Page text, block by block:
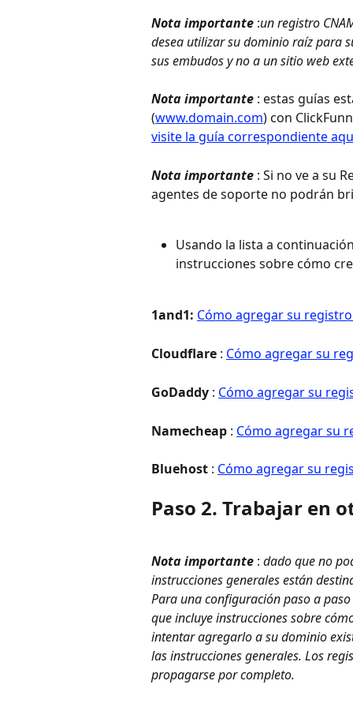
Nota importante :un registro
desea utilizar su dominio raíz para
sus embudos y no a un sitio web
Nota importante : estas guías
(www.domain.com) con
visite la guía correspondiente
Nota importante : Si no ve a su
agentes de soporte no podrán
Usando la lista a
instrucciones sobre cómo
1and1: Cómo agregar su
Cloudflare : Cómo agregar su
GoDaddy : Cómo agregar su
Namecheap : Cómo agregar su
Bluehost : Cómo agregar su
Paso 2. Trabajar en
Nota importante : dado que no
instrucciones generales están
Para una configuración paso a
que incluye instrucciones sobre
intentar agregarlo a su dominio
las instrucciones generales. Los
propagarse por completo.